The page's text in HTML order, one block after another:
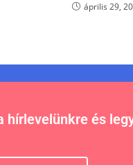
április 29,
hírlevelünkre és